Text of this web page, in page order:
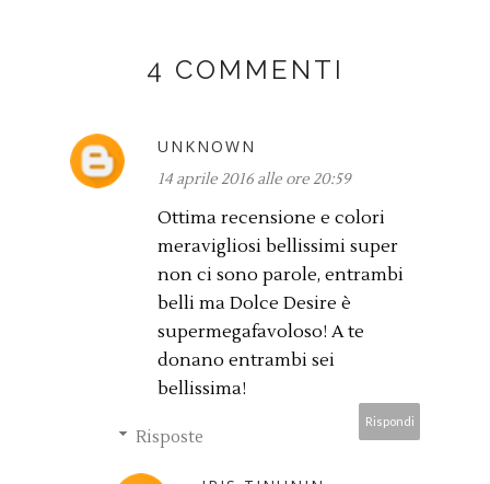
4 COMMENTI
UNKNOWN
14 aprile 2016 alle ore 20:59
Ottima recensione e colori
meravigliosi bellissimi super
non ci sono parole, entrambi
belli ma Dolce Desire è
supermegafavoloso! A te
donano entrambi sei
bellissima!
Rispondi
Risposte